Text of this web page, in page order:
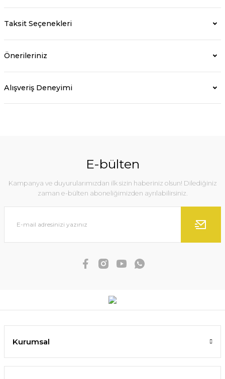
Taksit Seçenekleri
Önerileriniz
Alışveriş Deneyimi
E-bülten
Kampanya ve duyurularımızdan ilk sizin haberiniz olsun! Dilediğiniz
zaman e-bülten aboneliğimizden ayrılabilirsiniz.
Kurumsal